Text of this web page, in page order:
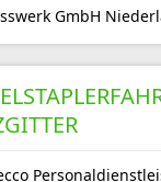
GmbH